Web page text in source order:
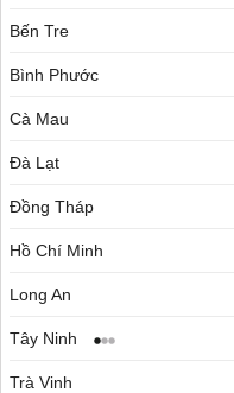
Bến Tre
Bình Phước
Cà Mau
Đà Lạt
Đồng Tháp
Hồ Chí Minh
Long An
Tây Ninh
Trà Vinh